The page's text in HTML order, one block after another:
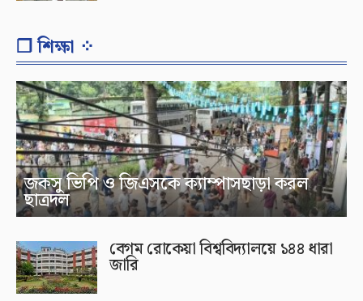
❐ শিক্ষা ⁘
জকসু ভিপি ও জিএসকে ক্যাম্পাসছাড়া করল
ছাত্রদল
বেগম রোকেয়া বিশ্ববিদ্যালয়ে ১৪৪ ধারা
জারি